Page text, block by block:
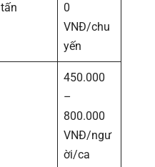
tấn
0
VNĐ/chu
yến
450.000
–
800.000
VNĐ/ngư
ời/ca